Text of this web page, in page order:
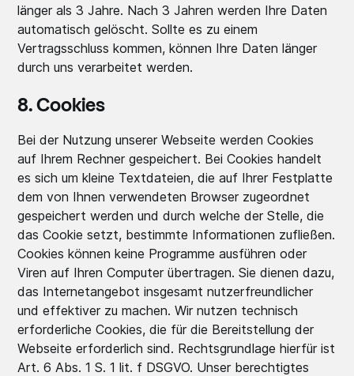
länger als 3 Jahre. Nach 3 Jahren werden Ihre Daten
automatisch gelöscht. Sollte es zu einem
Vertragsschluss kommen, können Ihre Daten länger
durch uns verarbeitet werden.
8. Cookies
Bei der Nutzung unserer Webseite werden Cookies
auf Ihrem Rechner gespeichert. Bei Cookies handelt
es sich um kleine Textdateien, die auf Ihrer Festplatte
dem von Ihnen verwendeten Browser zugeordnet
gespeichert werden und durch welche der Stelle, die
das Cookie setzt, bestimmte Informationen zufließen.
Cookies können keine Programme ausführen oder
Viren auf Ihren Computer übertragen. Sie dienen dazu,
das Internetangebot insgesamt nutzerfreundlicher
und effektiver zu machen. Wir nutzen technisch
erforderliche Cookies, die für die Bereitstellung der
Webseite erforderlich sind. Rechtsgrundlage hierfür ist
Art. 6 Abs. 1 S. 1 lit. f DSGVO. Unser berechtigtes